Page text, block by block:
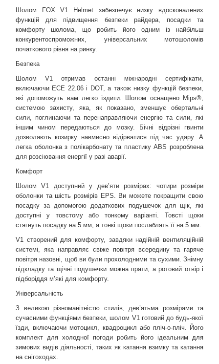
Шолом FOX V1 Helmet забезпечує низку вдосконалених
функцій для підвищення безпеки райдера, посадки та
комфорту шолома, що робить його одним із найбільш
конкурентоспроможних, універсальних мотошоломів
початкового рівня на ринку.
Безпека
Шолом V1 отримав останні міжнародні сертифікати,
включаючи ECE 22.06 і DOT, а також низку функцій безпеки,
які допоможуть вам легко їздити. Шолом оснащено Mips®,
системою захисту, яка, як показано, зменшує обертальні
сили, поглинаючи та перенаправляючи енергію та сили, які
іншим чином передаються до мозку. Бічні відрізні гвинти
дозволяють козирку навмисно відірватися під час удару. А
легка оболонка з полікарбонату та пластику ABS розроблена
для розсіювання енергії у разі аварії.
Комфорт
Шолом V1 доступний у дев’яти розмірах: чотири розміри
оболонки та шість розмірів EPS. Ви можете покращити свою
посадку за допомогою додаткових подушечок для щік, які
доступні у товстому або тонкому варіанті. Товсті щоки
стягнуть посадку на 5 мм, а тонкі щоки послаблять її на 5 мм.
V1 створений для комфорту, завдяки надійній вентиляційній
системі, яка направляє свіже повітря всередину та гаряче
повітря назовні, щоб ви були прохолодними та сухими. Знімну
підкладку та щічні подушечки можна прати, а ротовий отвір і
підборіддя м’які для комфорту.
Універсальність
З великою різноманітністю стилів, дев’ятьма розмірами та
сучасними функціями безпеки, шолом V1 готовий до будь-якої
їзди, включаючи мотоцикл, квадроцикл або пліч-о-пліч. Його
комплект для холодної погоди робить його ідеальним для
зимових видів діяльності, таких як катання взимку та катання
на снігоходах.